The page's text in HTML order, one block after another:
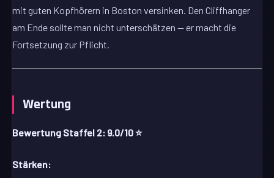
mit guten Kopfhörern in Boston versinken. Den Cliffhanger
am Ende sollte man nicht unterschätzen — er macht die
Fortsetzung zur Pflicht.
Wertung
Bewertung Staffel 2: 9.0/10 ⭐
Stärken: